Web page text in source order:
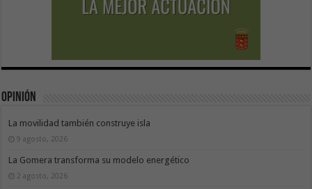
Opinión
La movilidad también construye isla
9 agosto, 2026
La Gomera transforma su modelo energético
2 agosto, 2026